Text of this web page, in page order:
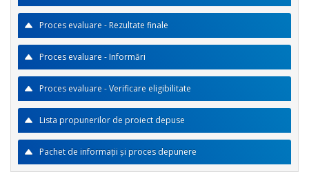
Proces evaluare - Rezultate finale
Proces evaluare - Informări
Proces evaluare - Verificare eligibilitate
Lista propunerilor de proiect depuse
Pachet de informaţii şi proces depunere